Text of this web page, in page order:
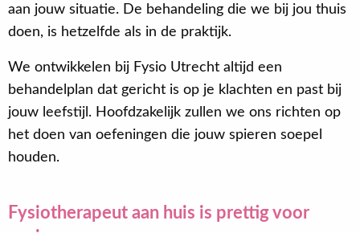
aan jouw situatie. De behandeling die we bij jou thuis
doen, is hetzelfde als in de praktijk.
We ontwikkelen bij Fysio Utrecht altijd een
behandelplan dat gericht is op je klachten en past bij
jouw leefstijl. Hoofdzakelijk zullen we ons richten op
het doen van oefeningen die jouw spieren soepel
houden.
Fysiotherapeut aan huis is prettig voor